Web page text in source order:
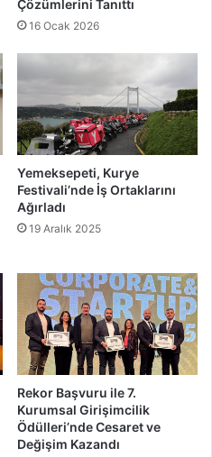
Çözümlerini Tanıttı
16 Ocak 2026
Yemeksepeti, Kurye
Festivali’nde İş Ortaklarını
Ağırladı
19 Aralık 2025
Rekor Başvuru ile 7.
Kurumsal Girişimcilik
Ödülleri’nde Cesaret ve
Değişim Kazandı